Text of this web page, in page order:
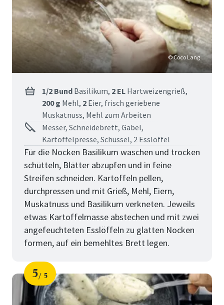
© Coco Lang
1/2 Bund Basilikum, 2 EL Hartweizengrieß,
200 g Mehl, 2 Eier, frisch geriebene
Muskatnuss, Mehl zum Arbeiten
Messer, Schneidebrett, Gabel,
Kartoffelpresse, Schüssel, 2 Esslöffel
Für die Nocken Basilikum waschen und trocken
schütteln, Blätter abzupfen und in feine
Streifen schneiden. Kartoffeln pellen,
durchpressen und mit Grieß, Mehl, Eiern,
Muskatnuss und Basilikum verkneten. Jeweils
etwas Kartoffelmasse abstechen und mit zwei
angefeuchteten Esslöffeln zu glatten Nocken
formen, auf ein bemehltes Brett legen.
Schritt
5
von
5